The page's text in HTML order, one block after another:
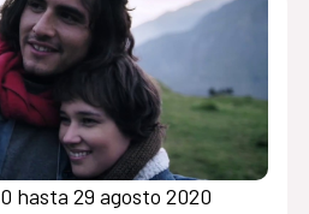
hasta 29 agosto 2020